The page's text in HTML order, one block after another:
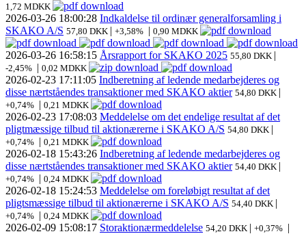
1,72 MDKK
2026-03-26 18:00:28 Indkaldelse til ordinær generalforsamling i
SKAKO A/S 57,80 DKK | +3,58% | 0,90 MDKK
2026-03-26 16:58:15 Årsrapport for SKAKO 2025 55,80 DKK |
-2,45% | 0,02 MDKK
2026-02-23 17:11:05 Indberetning af ledende medarbejderes og
disse nærtståendes transaktioner med SKAKO aktier 54,80 DKK |
+0,74% | 0,21 MDKK
2026-02-23 17:08:03 Meddelelse om det endelige resultat af det
pligtmæssige tilbud til aktionærerne i SKAKO A/S 54,80 DKK |
+0,74% | 0,21 MDKK
2026-02-18 15:43:26 Indberetning af ledende medarbejderes og
disse nærtståendes transaktioner med SKAKO aktier 54,40 DKK |
+0,74% | 0,24 MDKK
2026-02-18 15:24:53 Meddelelse om foreløbigt resultat af det
pligtsmæssige tilbud til aktionærerne i SKAKO A/S 54,40 DKK |
+0,74% | 0,24 MDKK
2026-02-09 15:08:17 Storaktionærmeddelelse 54,20 DKK | +0,37% |